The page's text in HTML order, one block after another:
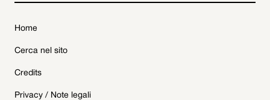
Home
Cerca nel sito
Credits
Privacy / Note legali